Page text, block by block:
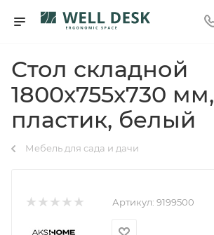
Стол складной
1800х755х730 мм,
пластик, белый
Мебель для сада и дачи
Артикул: 9199500